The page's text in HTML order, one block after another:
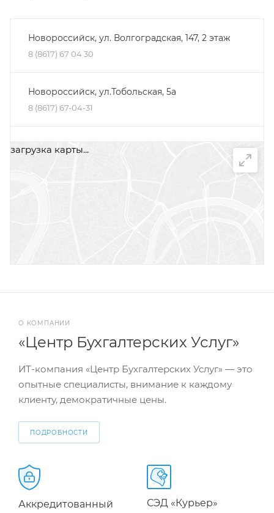
Новороссийск, ул. Волгоградская, 147, 2 этаж
8 (8617) 67 04 30
Новороссийск, ул.Тобольская, 5а
8 (8617) 67-04-31
Минеральные Воды, ул. Железноводская, 30Д,
загрузка карты...
ИТ-компания «Центр Бухгалтерских Услуг» — это
опытные специалисты, внимание к каждому
клиенту, демократичные цены.
ПОДРОБНОСТИ
Аккредитованный
СЭД «Курьер»
О КОМПАНИИ
«Центр Бухгалтерских Услуг»